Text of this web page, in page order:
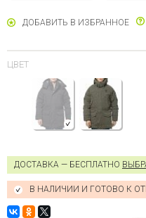
ДОБАВИТЬ В ИЗБРАННОЕ
ЦВЕТ
ДОСТАВКА — БЕСПЛАТНО
В НАЛИЧИИ И ГОТОВО К